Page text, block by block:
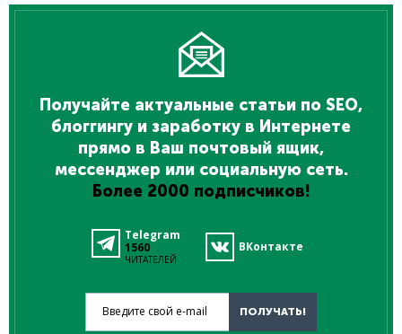
Получайте актуальные статьи по SEO,
блоггингу и заработку в Интернете
прямо в Ваш почтовый ящик,
мессенджер или социальную сеть.
Более 2000 подписчиков!
Telegram
1560
ЧИТАТЕЛЕЙ
ВКонтакте
Введите свой e-mail
ПОЛУЧАТЬ!